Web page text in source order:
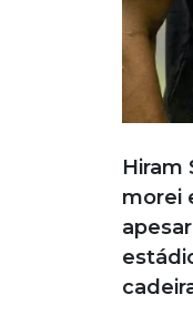
Hiram
morei